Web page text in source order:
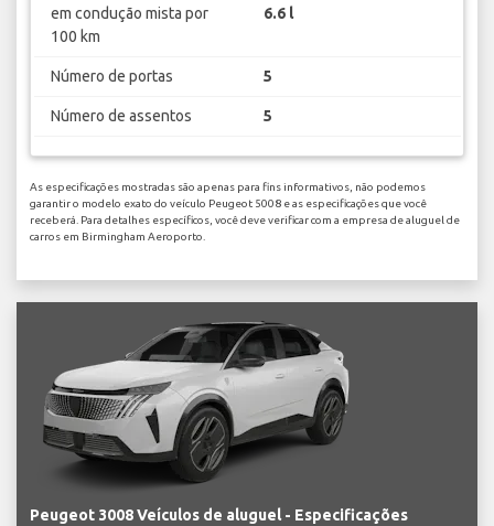
em condução mista por
100 km
6.6 l
Número de portas 5
Número de assentos 5
As especificações mostradas são apenas para fins informativos, não podemos
garantir o modelo exato do veículo Peugeot 5008 e as especificações que você
receberá. Para detalhes específicos, você deve verificar com a empresa de aluguel de
carros em Birmingham Aeroporto.
Peugeot 3008 Veículos de aluguel - Especificações